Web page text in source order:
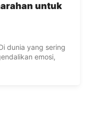
untuk
dunia yang sering
emosi,